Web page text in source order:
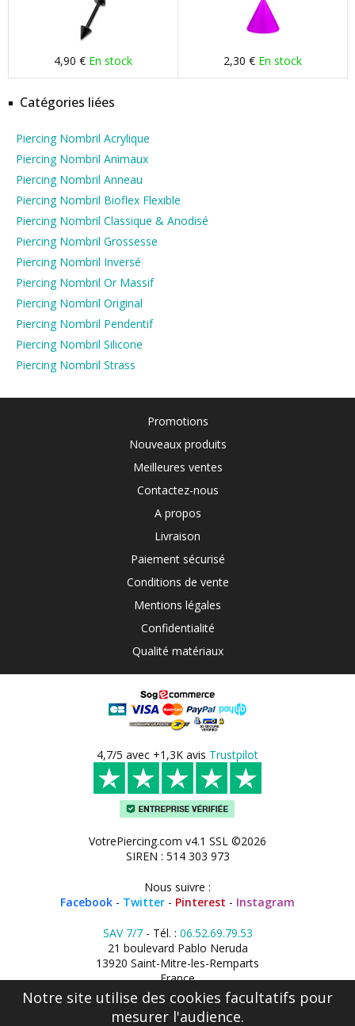
4,90 € En stock 2,30 € En stock
Catégories liées
Piercing Nombril Acrylique
Piercing Nombril Animaux
Piercing Nombril Anneau
Piercing Nombril Bioflex Flexible
Piercing Nombril Classique & Anodisé
Piercing Nombril Grossesse
Piercing Nombril Inversé
Piercing Nombril Or Massif
Piercing Nombril Original
Piercing Nombril Pendentif
Piercing Nombril Silicone
Piercing Nombril Strass
Promotions
Nouveaux produits
Meilleures ventes
Contactez-nous
A propos
Livraison
Paiement sécurisé
Conditions de vente
Mentions légales
Confidentialité
Qualité matériaux
4,7/5 avec +1,3K avis Trustpilot
VotrePiercing.com v4.1 SSL ©2026
SIREN : 514 303 973
Nous suivre :
Facebook - Twitter - Pinterest - Instagram
SAV 7/7- Tél. : 06.52.69.79.53
21 boulevard Pablo Neruda
13920 Saint-Mitre-les-Remparts
France
Notre site utilise des cookies facultatifs pour
mesurer l'audience.